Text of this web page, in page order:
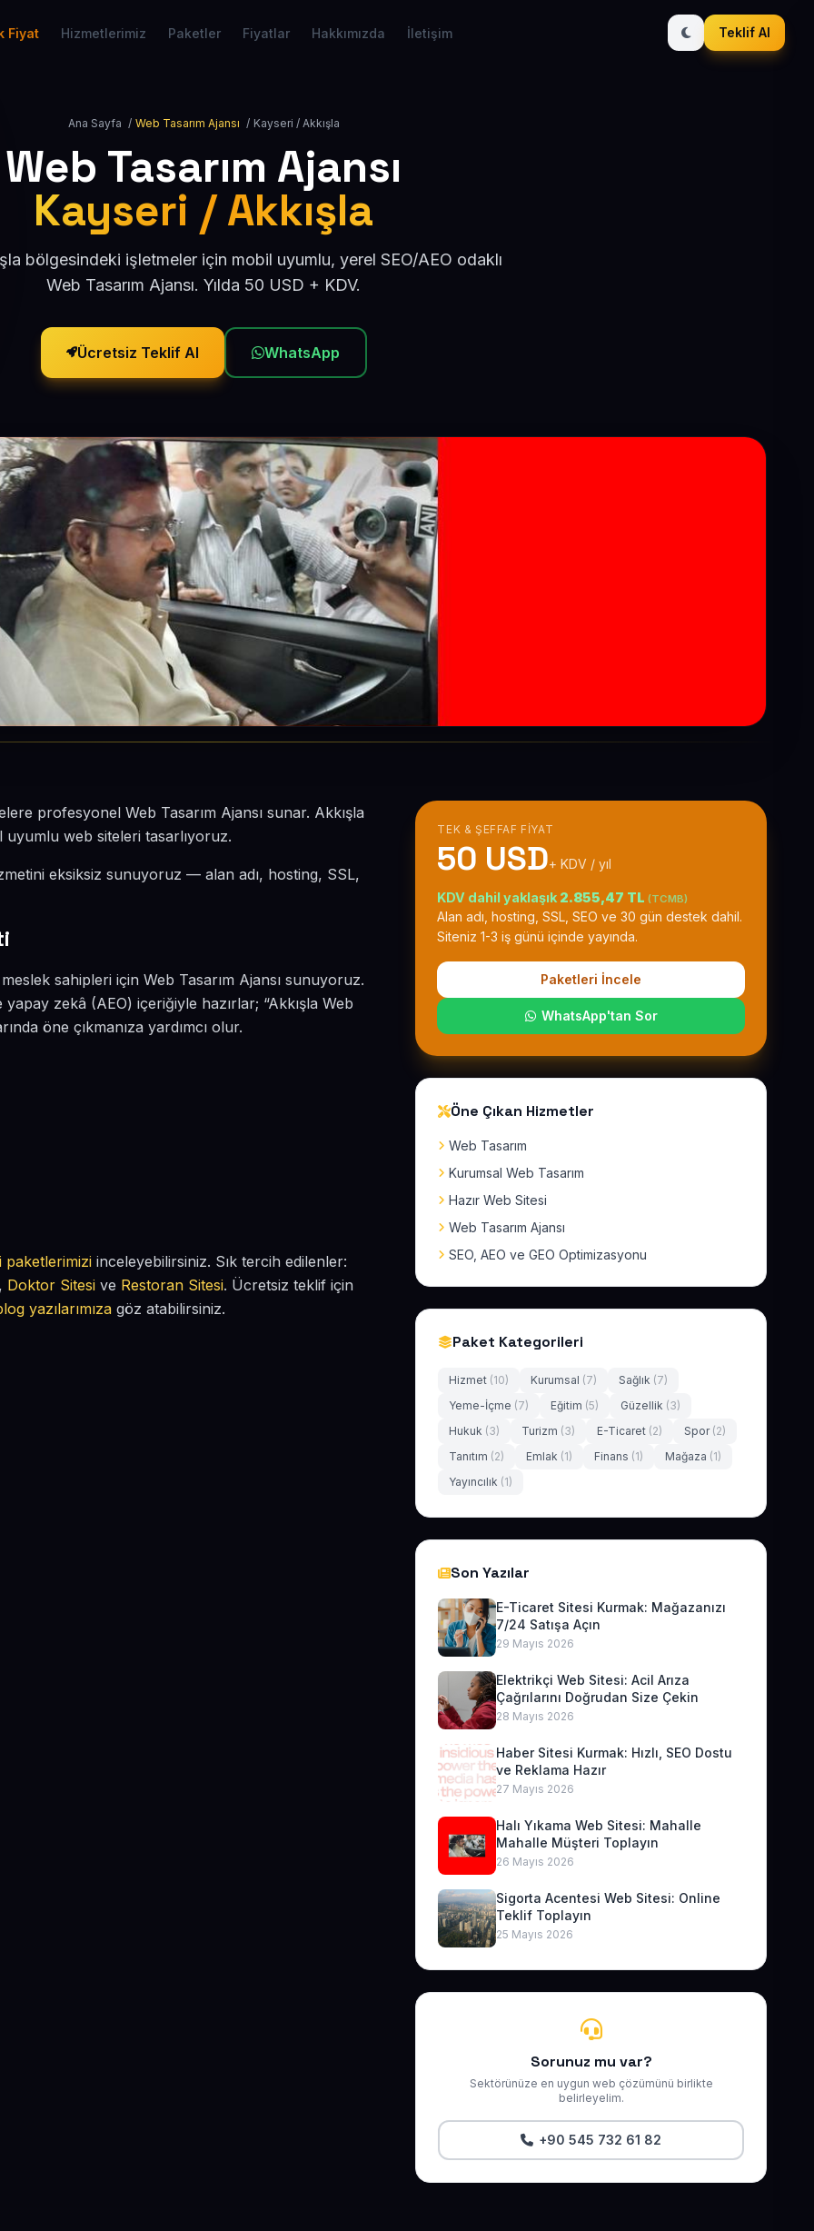
Fiyat Hizmetlerimiz Paketler Fiyatlar Hakkımızda İletişim Teklif Al
Ana Sayfa / Web Tasarım Ajansı / Kayseri / Akkışla
Web Tasarım Ajansı
Kayseri / Akkışla
bölgesindeki işletmeler için mobil uyumlu, yerel SEO/AEO odaklı
Web Tasarım Ajansı. Yılda 50 USD + KDV.
Ücretsiz Teklif Al WhatsApp
profesyonel Web Tasarım Ajansı sunar. Akkışla
uyumlu web siteleri tasarlıyoruz.
eksiksiz sunuyoruz — alan adı, hosting, SSL,
sahipleri için Web Tasarım Ajansı sunuyoruz.
zekâ (AEO) içeriğiyle hazırlar; “Akkışla Web
öne çıkmanıza yardımcı olur.
paketlerimizi inceleyebilirsiniz. Sık tercih edilenler:
Doktor Sitesi ve Restoran Sitesi. Ücretsiz teklif için
yazılarımıza göz atabilirsiniz.
TEK & ŞEFFAF FIYAT
50 USD+ KDV / yıl
KDV dahil yaklaşık 2.855,47 TL (TCMB)
Alan adı, hosting, SSL, SEO ve 30 gün destek dahil.
Siteniz 1-3 iş günü içinde yayında.
Paketleri İncele
WhatsApp'tan Sor
Öne Çıkan Hizmetler
Web Tasarım
Kurumsal Web Tasarım
Hazır Web Sitesi
Web Tasarım Ajansı
SEO, AEO ve GEO Optimizasyonu
Paket Kategorileri
Hizmet (10) Kurumsal (7) Sağlık (7)
Yeme-İçme (7) Eğitim (5) Güzellik (3)
Hukuk (3) Turizm (3) E-Ticaret (2) Spor (2)
Tanıtım (2) Emlak (1) Finans (1) Mağaza (1)
Yayıncılık (1)
Son Yazılar
E-Ticaret Sitesi Kurmak: Mağazanızı
7/24 Satışa Açın
29 Mayıs 2026
Elektrikçi Web Sitesi: Acil Arıza
Çağrılarını Doğrudan Size Çekin
28 Mayıs 2026
Haber Sitesi Kurmak: Hızlı, SEO Dostu
ve Reklama Hazır
27 Mayıs 2026
Halı Yıkama Web Sitesi: Mahalle
Mahalle Müşteri Toplayın
26 Mayıs 2026
Sigorta Acentesi Web Sitesi: Online
Teklif Toplayın
25 Mayıs 2026
Sorunuz mu var?
Sektörünüze en uygun web çözümünü birlikte
belirleyelim.
+90 545 732 61 82